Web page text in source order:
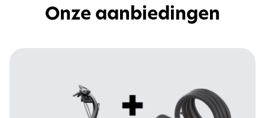
Onze aanbiedingen